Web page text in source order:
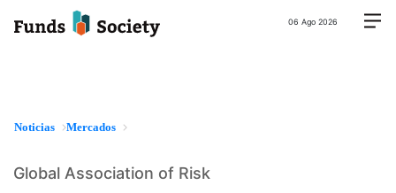
06 Ago 2026
Noticias Mercados
Global Association of Risk